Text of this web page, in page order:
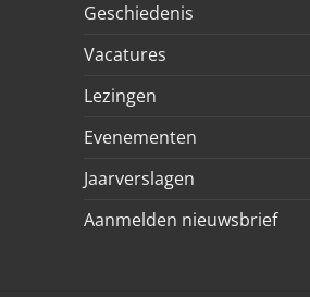
Geschiedenis
Vacatures
Lezingen
Evenementen
Jaarverslagen
Aanmelden nieuwsbrief